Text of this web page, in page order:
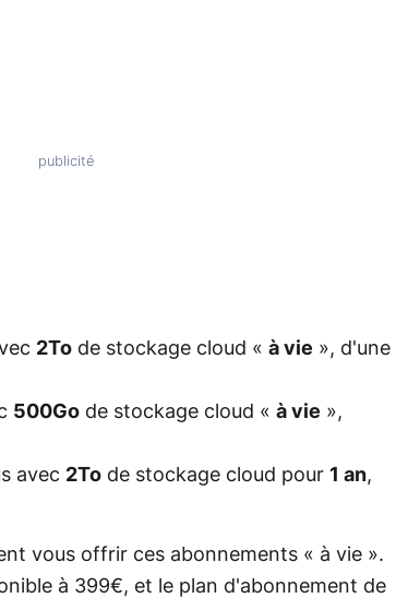
2To de stockage cloud « à vie », d'une
500Go de stockage cloud « à vie »,
avec 2To de stockage cloud pour 1 an,
vous offrir ces abonnements « à vie ».
à 399€, et le plan d'abonnement de